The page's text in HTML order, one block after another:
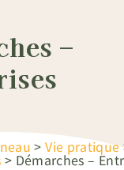
–
>Vie pratique
> Démarches –